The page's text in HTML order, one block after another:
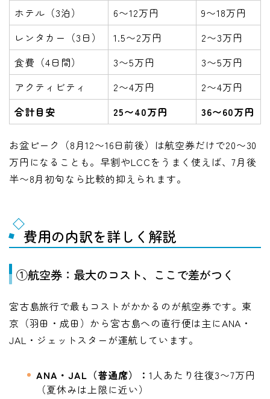
ホテル（3泊）
6〜12万円
9〜18万円
レンタカー（3日）
1.5〜2万円
2〜3万円
食費（4日間）
3〜5万円
3〜5万円
アクティビティ
2〜4万円
2〜4万円
合計目安
25〜40万円 36〜60万円
お盆ピーク（8月12〜16日前後）は航空券だけで20〜30
万円になることも。早割やLCCをうまく使えば、7月後
半〜8月初旬なら比較的抑えられます。
費用の内訳を詳しく解説
①航空券：最大のコスト、ここで差がつく
宮古島旅行で最もコストがかかるのが航空券です。東
京（羽田・成田）から宮古島への直行便は主にANA・
JAL・ジェットスターが運航しています。
ANA・JAL（普通席）： 1人あたり往復3〜7万円
（夏休みは上限に近い）